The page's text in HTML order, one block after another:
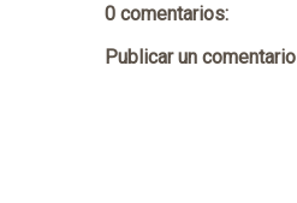
0 comentarios:
Publicar un comentario